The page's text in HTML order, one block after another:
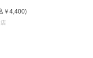
￥4,400)